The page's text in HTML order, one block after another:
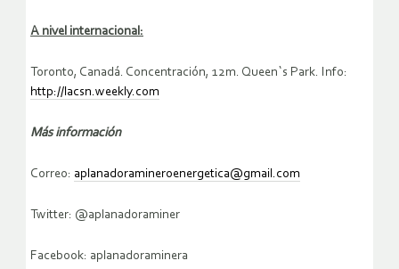
A nivel internacional:
Toronto, Canadá. Concentración, 12m. Queen`s Park. Info:
http://lacsn.weekly.com
Más información
Correo: aplanadoramineroenergetica@gmail.com
Twitter: @aplanadoraminer
Facebook: aplanadoraminera